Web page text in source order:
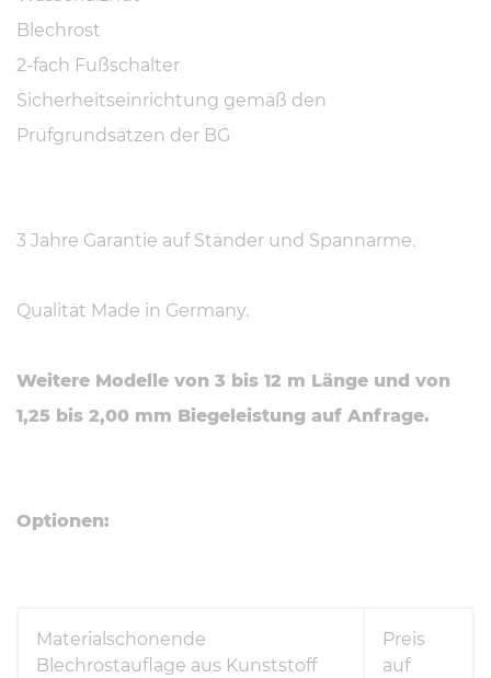
Blechrost
2-fach Fußschalter
Sicherheitseinrichtung gemäß den
Prüfgrundsätzen der BG
3 Jahre Garantie auf Ständer und Spannarme.
Qualität Made in Germany.
Weitere Modelle von 3 bis 12 m Länge und von
1,25 bis 2,00 mm Biegeleistung auf Anfrage.
Optionen:
Materialschonende
Blechrostauflage aus Kunststoff
Preis
auf